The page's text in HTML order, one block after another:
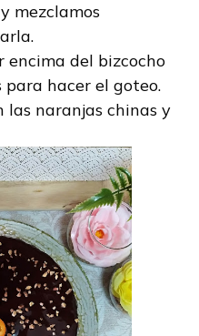
mezclamos
encima del bizcocho
para hacer el goteo.
las naranjas chinas y